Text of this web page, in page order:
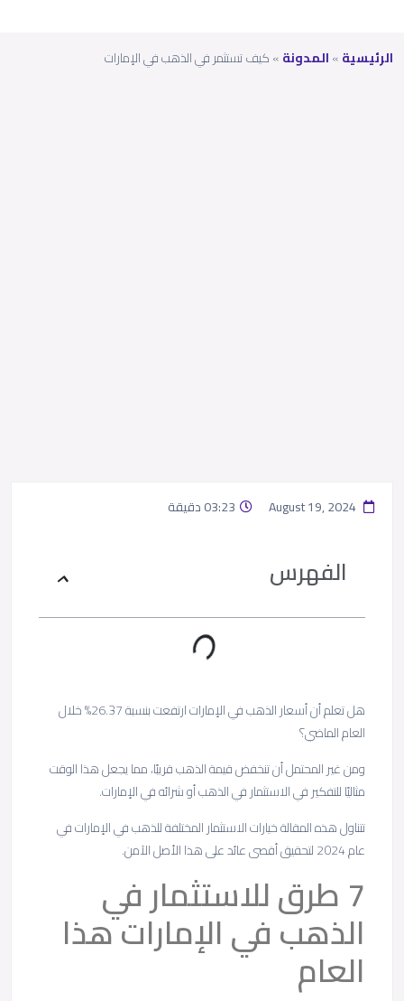
الرئيسية»المدونة»كيف تستثمر في الذهب في الإمارات
03:23 دقيقة
الفهرس
هل تعلم أن أسعار الذهب في الإمارات ارتفعت بنسبة 26.37% خلال
العام الماضي؟
ومن غير المحتمل أن تنخفض قيمة الذهب قريبًا، مما يجعل هذا الوقت
مثاليًا للتفكير في الاستثمار في الذهب أو شرائه في الإمارات.
تتناول هذه المقالة خيارات الاستثمار المختلفة للذهب في الإمارات في
عام 2024 لتحقيق أقصى عائد على هذا الأصل الآمن.
7 طرق للاستثمار في
الذهب في الإمارات هذا
العام